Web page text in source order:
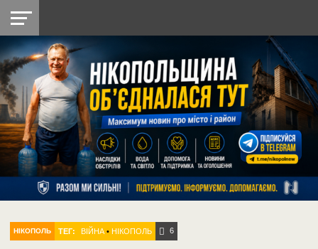
НІКОПОЛЬ
РАЙОН
СІЧЕСЛАВСЬКА
УКРАЇНА
РЕТРО
НІКОПОЛЬ
ЛАЙТ
УКРАЇНА
ДОПОМОГА
РАДІО
НІКОПОЛЬ ТЕГ: ВІЙНА •НІКОПОЛЬ 6